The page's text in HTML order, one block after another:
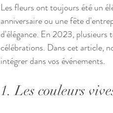
Les fleurs ont toujours été un
anniversaire ou une fête
d'élégance. En 2023, plusieurs
célébrations. Dans cet article,
intégrer dans vos événements.
1. Les couleurs